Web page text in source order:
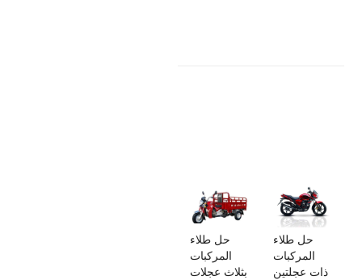
حل طلاء
المركبات
بثلاث عجلات
حل طلاء
المركبات
ذات عجلتين